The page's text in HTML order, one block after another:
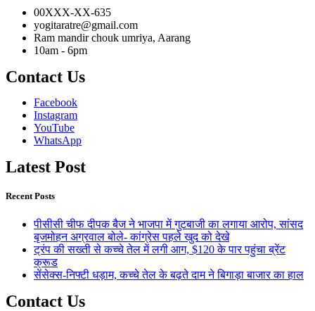
00XXX-XX-635
yogitaratre@gmail.com
Ram mandir chouk umriya, Aarang
10am - 6pm
Contact Us
Facebook
Instagram
YouTube
WhatsApp
Latest Post
Recent Posts
पीसीसी चीफ दीपक बैज ने भाजपा में गुटबाजी का लगाया आरोप, सांसद
बृजमोहन अग्रवाल बोले- कांग्रेस पहले खुद को देखे
ट्रंप की सख्ती से कच्चे तेल में लगी आग, $120 के पार पहुंचा ब्रेंट
क्रूड
सेंसेक्स-निफ्टी धड़ाम, कच्चे तेल के बढ़ते दाम ने बिगाड़ा बाजार का हाल
Contact Us